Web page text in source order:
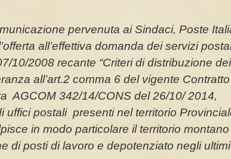
pervenuta ai Sindaci, Poste
all’effettiva domanda dei servizi
10/2008 recante “Criteri di distribuzione dei
all’art.2 comma 6 del vigente
AGCOM 342/14/CONS del 26/10/ 2014,
postali presenti nel territorio
in modo particolare il territorio montano
di posti di lavoro e depotenziato negli